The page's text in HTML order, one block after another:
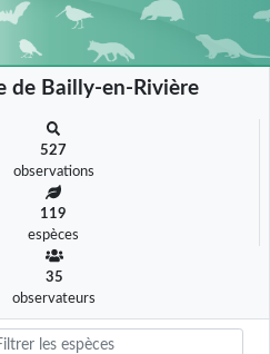
de Bailly-en-Rivière
527
observations
119
espèces
35
observateurs